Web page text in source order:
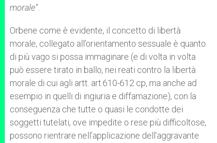
morale”.
Orbene come è evidente, il concetto di libertà
morale, collegato all’orientamento sessuale è quanto
di più vago si possa immaginare (e di volta in volta
può essere tirato in ballo, nei reati contro la libertà
morale di cui agli artt. art.610-612 cp, ma anche ad
esempio in quelli di ingiuria e diffamazione), con la
conseguenza che tutte o quasi le condotte dei
soggetti tutelati, ove impedite o rese più difficoltose,
possono rientrare nell’applicazione dell’aggravante